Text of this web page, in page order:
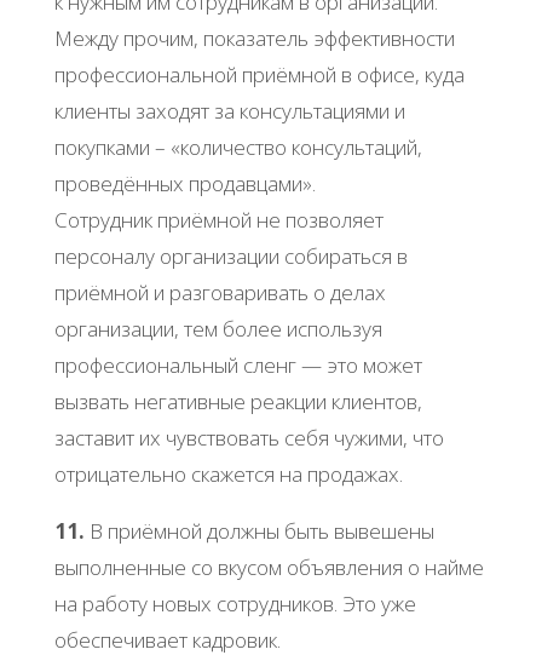
Между прочим, показатель эффективности
профессиональной приёмной в офисе, куда
клиенты заходят за консультациями и
покупками – «количество консультаций,
проведённых продавцами».
Сотрудник приёмной не позволяет
персоналу организации собираться в
приёмной и разговаривать о делах
организации, тем более используя
профессиональный сленг — это может
вызвать негативные реакции клиентов,
заставит их чувствовать себя чужими, что
отрицательно скажется на продажах.
11. В приёмной должны быть вывешены
выполненные со вкусом объявления о найме
на работу новых сотрудников. Это уже
обеспечивает кадровик.